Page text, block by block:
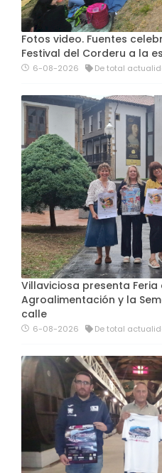
Fotos video. Fuentes
Festival del Corderu a la
6-08-2026 De total
Villaviciosa presenta
Agroalimentación y la
calle
6-08-2026 De total